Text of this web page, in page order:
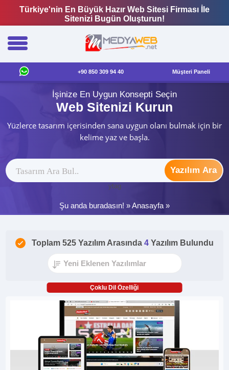
Türkiye'nin En Büyük Hazır Web Sitesi Firması İle
Sitenizi Bugün Oluşturun!
+90 850 309 94 40 Müşteri Paneli
İşinize En Uygun Konsepti Seçin
Web Sitenizi Kurun
Yüzlerce tasarım içerisinden sana uygun olanı bulmak için bir
kelime yaz ve başla.
Yazılım Ara
ytag
Şu anda buradasın! »Anasayfa »
Toplam 525 Yazılım Arasında 4 Yazılım Bulundu
Çoklu Dil Özelliği